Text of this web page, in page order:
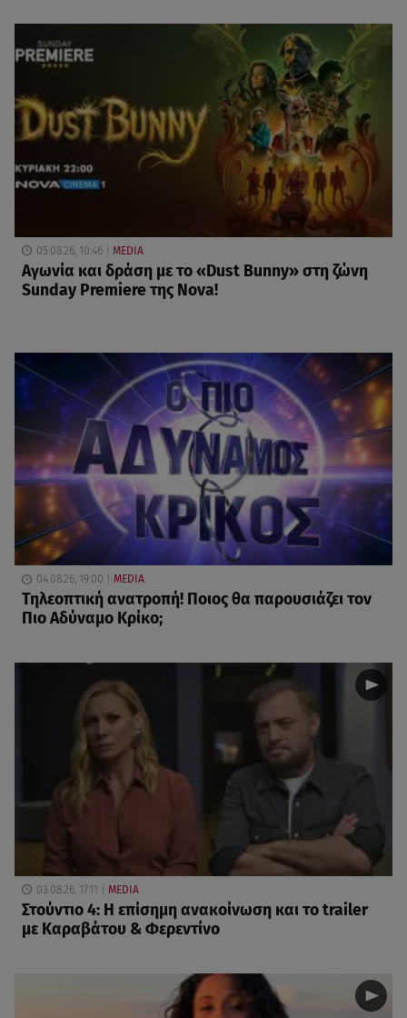
05.08.26, 10:46 MEDIA
Αγωνία και δράση με το «Dust Bunny» στη ζώνη
Sunday Premiere της Nova!
04.08.26, 19:00 MEDIA
Τηλεοπτική ανατροπή! Ποιος θα παρουσιάζει τον
Πιο Αδύναμο Κρίκο;
03.08.26, 17:11 MEDIA
Στούντιο 4: Η επίσημη ανακοίνωση και το trailer
με Καραβάτου & Φερεντίνο